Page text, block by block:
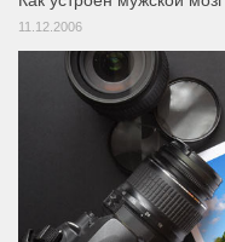
11.12.2006